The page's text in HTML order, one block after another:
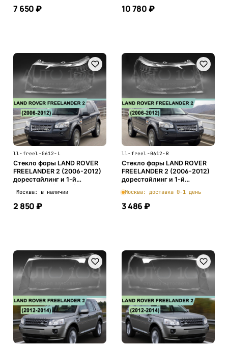
7 650 ₽ 10 780 ₽
ll-freel-0612-L
Стекло фары LAND ROVER
FREELANDER 2 (2006-2012)
дорестайлинг и 1-й
рестайлинг (левое)
Москва: в наличии
2 850 ₽
ll-freel-0612-R
Стекло фары LAND ROVER
FREELANDER 2 (2006-2012)
дорестайлинг и 1-й
рестайлинг (правое)
Москва: доставка 0-1 день
3 486 ₽